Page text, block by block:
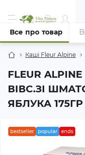
Каші Fleur Alpine
FLEUR
ВІВС.ЗІ
ЯБЛУКА 175ГР
Все про товар
bestseller popular ends